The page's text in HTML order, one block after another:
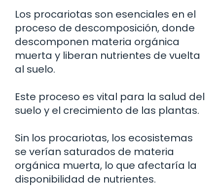
Los procariotas son esenciales en el
proceso de descomposición, donde
descomponen materia orgánica
muerta y liberan nutrientes de vuelta
al suelo.
Este proceso es vital para la salud del
suelo y el crecimiento de las plantas.
Sin los procariotas, los ecosistemas
se verían saturados de materia
orgánica muerta, lo que afectaría la
disponibilidad de nutrientes.